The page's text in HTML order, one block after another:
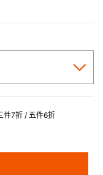
件7折 / 五件6折